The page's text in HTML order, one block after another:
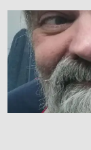
Skip
content